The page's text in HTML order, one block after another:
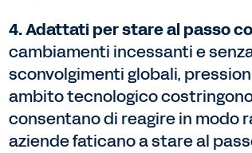
4. Adattati per stare al passo
cambiamenti incessanti e
sconvolgimenti globali,
ambito tecnologico
consentano di reagire in modo
aziende faticano a stare al